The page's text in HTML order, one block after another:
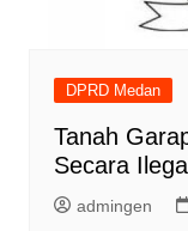
DPRD Medan
Tanah
Secara Ilegal
admingen